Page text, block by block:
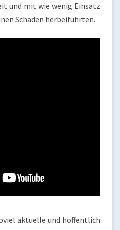
und mit wie wenig Einsatz
Schaden herbeiführten.
aktuelle und hoffentlich